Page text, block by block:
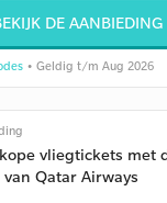
DE AANBIEDING
• Geldig t/m Aug 2026
vliegtickets met
van Qatar Airways